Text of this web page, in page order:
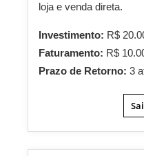
loja e venda direta.
Investimento: R$
Faturamento: R$
Prazo de Retorno: 3